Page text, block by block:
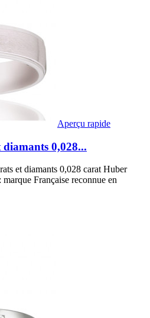
Aperçu rapide
diamants 0,028...
et diamants 0,028 carat Huber
Française reconnue en